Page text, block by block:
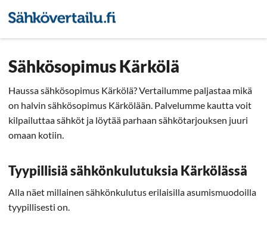
Sähkösopimus Kärkölä
Haussa sähkösopimus Kärkölä? Vertailumme paljastaa mikä
on halvin sähkösopimus Kärkölään. Palvelumme kautta voit
kilpailuttaa sähköt ja löytää parhaan sähkötarjouksen juuri
omaan kotiin.
Tyypillisiä sähkönkulutuksia Kärkölässä
Alla näet millainen sähkönkulutus erilaisilla asumismuodoilla
tyypillisesti on.